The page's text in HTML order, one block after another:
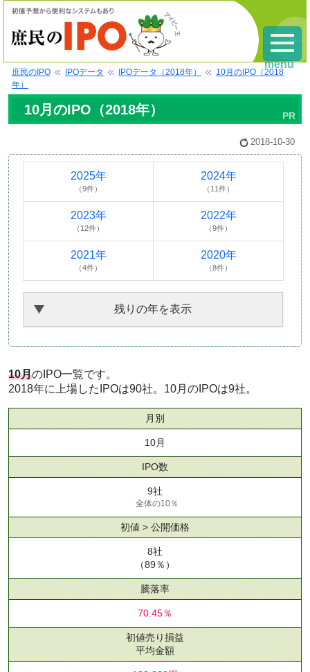
庶民のIPO IPOデータ IPOデータ（2018年）
10月のIPO（2018
年）
10月のIPO（2018年）
2018-10-30
2025年
（9件）
2024年
（11件）
2023年
（12件）
2022年
（9件）
2021年
（4件）
2020年
（8件）
残りの年を表示
10月のIPO一覧です。
2018年に上場したIPOは90社。10月のIPOは9社。
月別
10月
IPO数
9社
全体の10％
初値 > 公開価格
8社
（89％）
騰落率
70.45％
初値売り損益
平均金額
menu